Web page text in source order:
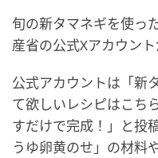
旬の新タマネギを使っ
産省の公式Xアカウント
公式アカウントは「新
て欲しいレシピはこち
すだけで完成！」と投
うゆ卵黄のせ」の材料